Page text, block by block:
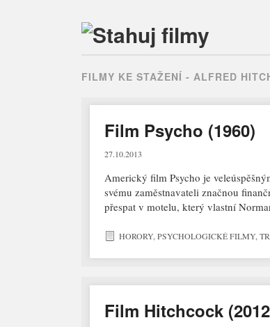
FILMY KE STAŽENÍ - ALFRED
Film Psycho (1960)
27.10.2013
Americký film Psycho je
svému zaměstnavateli značnou
přespat v motelu, který vlastní
HORORY,PSYCHOLOGICKÉ FILMY,
Film Hitchcock